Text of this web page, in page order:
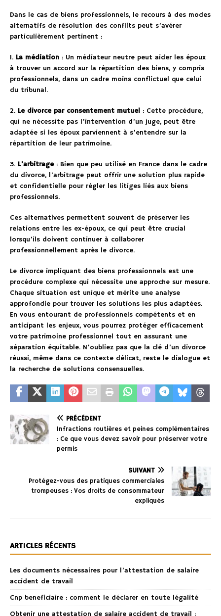
Dans le cas de biens professionnels, le recours à des modes
alternatifs de résolution des conflits peut s’avérer
particulièrement pertinent :
1. La médiation : Un médiateur neutre peut aider les époux
à trouver un accord sur la répartition des biens, y compris
professionnels, dans un cadre moins conflictuel que celui
du tribunal.
2. Le divorce par consentement mutuel : Cette procédure,
qui ne nécessite pas l’intervention d’un juge, peut être
adaptée si les époux parviennent à s’entendre sur la
répartition de leur patrimoine.
3. L’arbitrage: Bien que peu utilisé en France dans le cadre
du divorce, l’arbitrage peut offrir une solution plus rapide
et confidentielle pour régler les litiges liés aux biens
professionnels.
Ces alternatives permettent souvent de préserver les
relations entre les ex-époux, ce qui peut être crucial
lorsqu’ils doivent continuer à collaborer
professionnellement après le divorce.
Le divorce impliquant des biens professionnels est une
procédure complexe qui nécessite une approche sur mesure.
Chaque situation est unique et mérite une analyse
approfondie pour trouver les solutions les plus adaptées.
En vous entourant de professionnels compétents et en
anticipant les enjeux, vous pourrez protéger efficacement
votre patrimoine professionnel tout en assurant une
séparation équitable. N’oubliez pas que la clé d’un divorce
réussi, même dans ce contexte délicat, reste le dialogue et
la recherche de solutions consensuelles.
PRÉCÉDENT
Infractions routières et peines complémentaires
: Ce que vous devez savoir pour préserver votre
permis
SUIVANT
Protégez-vous des pratiques commerciales
trompeuses : Vos droits de consommateur
expliqués
ARTICLES RÉCENTS
Les documents nécessaires pour l’attestation de salaire
accident de travail
Cnp beneficiaire : comment le déclarer en toute légalité